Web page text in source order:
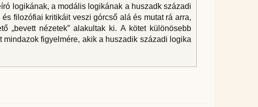
logikának, a modális logikának a huszadk századi
filozófiai kritikáit veszi górcső alá és mutat rá arra,
„bevett nézetek” alakultak ki. A kötet különösebb
figyelmére, akik a huszadik századi logika